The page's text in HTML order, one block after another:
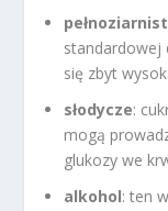
standardowej
się zbyt
słodycze:
mogą
glukozy we
alkohol: ten